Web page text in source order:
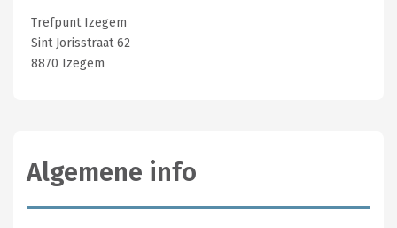
Trefpunt Izegem
Sint Jorisstraat 62
8870 Izegem
Algemene info